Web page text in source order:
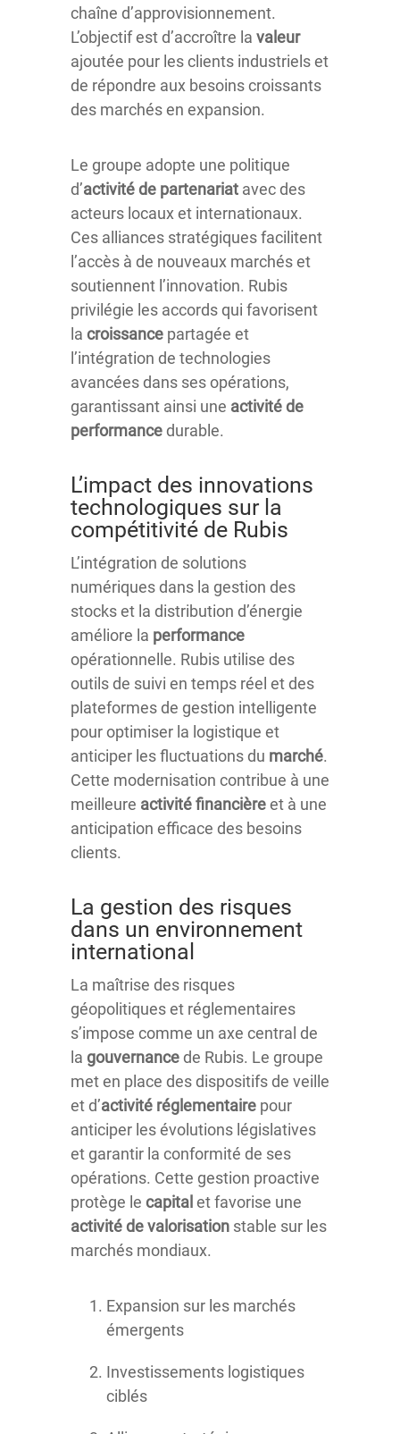
chaîne d’approvisionnement.
L’objectif est d’accroître la valeur
ajoutée pour les clients industriels et
de répondre aux besoins croissants
des marchés en expansion.
Le groupe adopte une politique
d’activité de partenariat avec des
acteurs locaux et internationaux.
Ces alliances stratégiques facilitent
l’accès à de nouveaux marchés et
soutiennent l’innovation. Rubis
privilégie les accords qui favorisent
la croissance partagée et
l’intégration de technologies
avancées dans ses opérations,
garantissant ainsi une activité de
performance durable.
L’impact des innovations
technologiques sur la
compétitivité de Rubis
L’intégration de solutions
numériques dans la gestion des
stocks et la distribution d’énergie
améliore la performance
opérationnelle. Rubis utilise des
outils de suivi en temps réel et des
plateformes de gestion intelligente
pour optimiser la logistique et
anticiper les fluctuations du marché.
Cette modernisation contribue à une
meilleure activité financièreet à une
anticipation efficace des besoins
clients.
La gestion des risques
dans un environnement
international
La maîtrise des risques
géopolitiques et réglementaires
s’impose comme un axe central de
la gouvernance de Rubis. Le groupe
met en place des dispositifs de veille
et d’activité réglementaire pour
anticiper les évolutions législatives
et garantir la conformité de ses
opérations. Cette gestion proactive
protège le capital et favorise une
activité de valorisation stable sur les
marchés mondiaux.
Expansion sur les marchés
émergents
Investissements logistiques
ciblés